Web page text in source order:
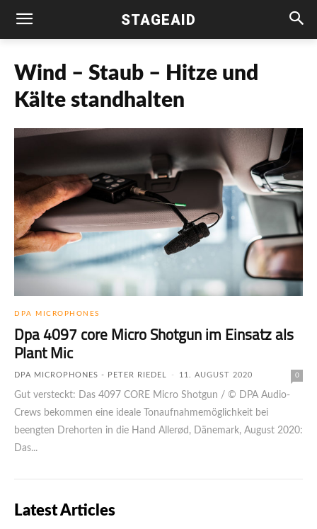
STAGEAID
Wind – Staub – Hitze und
Kälte standhalten
DPA MICROPHONES
Dpa 4097 core Micro Shotgun im Einsatz als
Plant Mic
DPA MICROPHONES - PETER RIEDEL - 11. AUGUST 2020 0
Gut versteckt: Das 4097 CORE Micro Shotgun / © DPA Audio-
Crews bekommen eine ideale Tonaufnahmemöglichkeit bei
beengten Drehorten in die Hand Allerød, Dänemark, August 2020:
Das...
Latest Articles